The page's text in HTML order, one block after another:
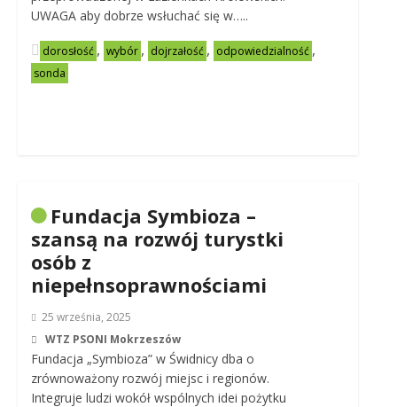
UWAGA aby dobrze wsłuchać się w…..
dorosłość , wybór , dojrzałość , odpowiedzialność ,
sonda
Fundacja Symbioza –
szansą na rozwój turystki
osób z
niepełnsoprawnościami
25 września, 2025
WTZ PSONI Mokrzeszów
Fundacja „Symbioza” w Świdnicy dba o
zrównoważony rozwój miejsc i regionów.
Integruje ludzi wokół wspólnych idei pożytku